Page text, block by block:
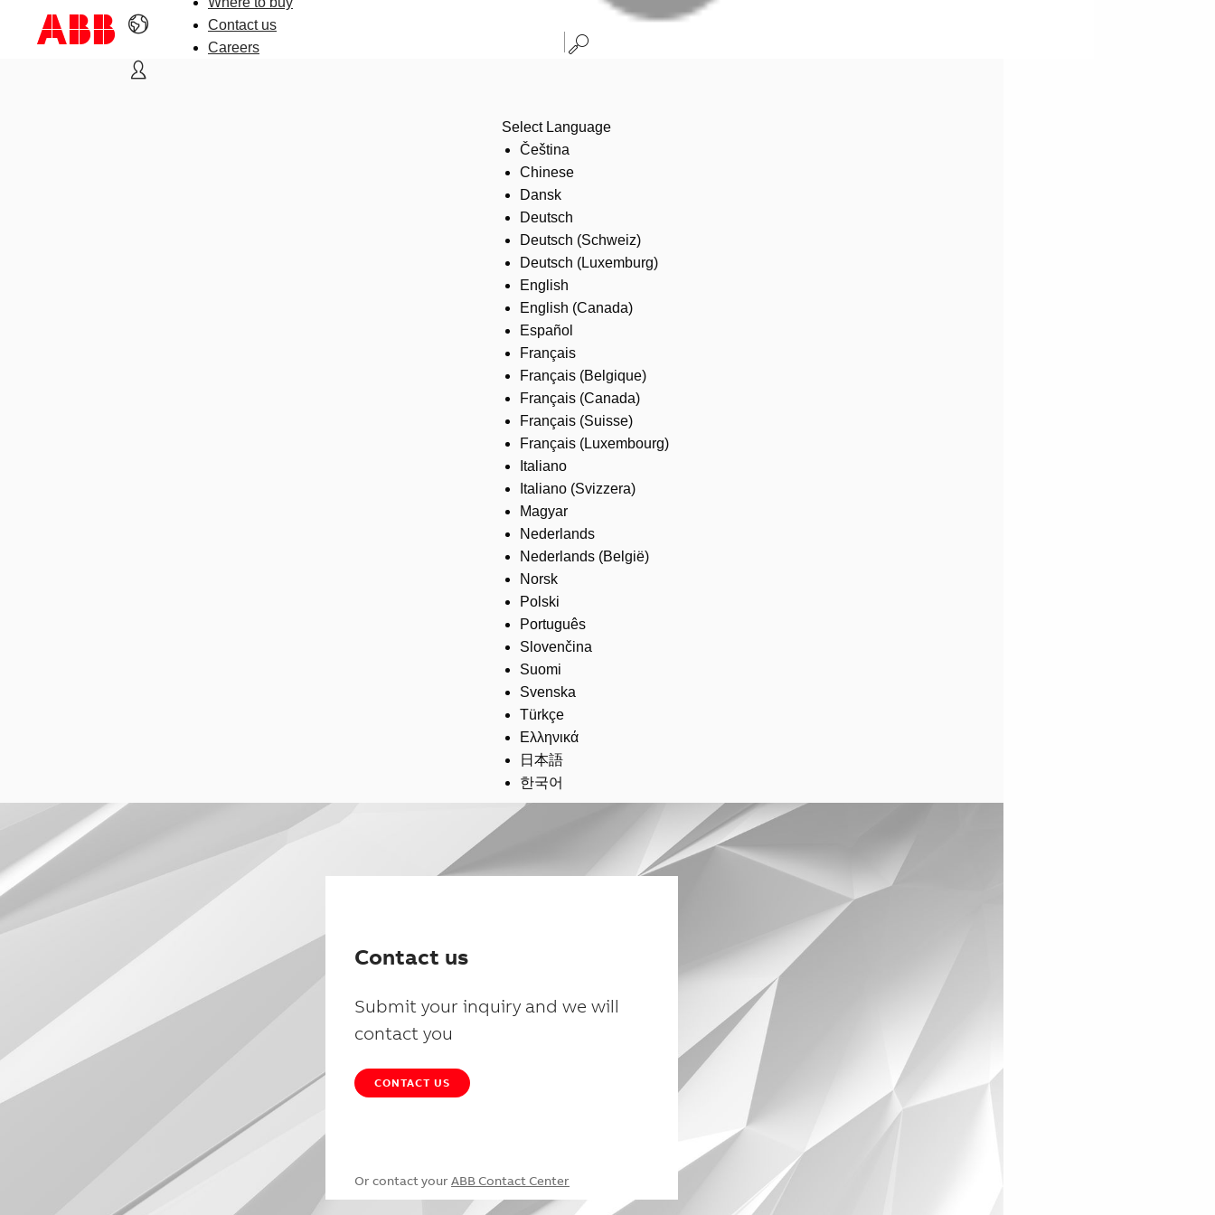
Contact us
Careers
Select Language
Čeština
Chinese
Dansk
Deutsch
Deutsch (Schweiz)
Deutsch (Luxemburg)
English
English (Canada)
Español
Français
Français (Belgique)
Français (Canada)
Français (Suisse)
Français (Luxembourg)
Italiano
Italiano (Svizzera)
Magyar
Nederlands
Nederlands (België)
Norsk
Polski
Português
Slovenčina
Suomi
Svenska
Türkçe
Ελληνικά
日本語
한국어
Contact us
Submit your inquiry and we will
contact you
CONTACT US
Or contact your ABB Contact Center